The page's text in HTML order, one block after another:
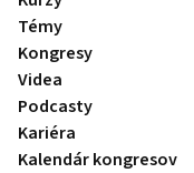
Témy
Kongresy
Videa
Podcasty
Kariéra
Kalendár kongresov